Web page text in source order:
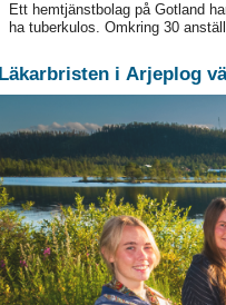
Ett hemtjänstbolag på Gotland
ha tuberkulos. Omkring 30
Läkarbristen i Arjeplog